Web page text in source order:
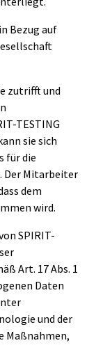
Bezug auf
zutrifft und
TESTING
sie sich
für die
Der Mitarbeiter
dem
wird.
SPIRIT-
Art. 17 Abs. 1
Daten
und der
Maßnahmen,